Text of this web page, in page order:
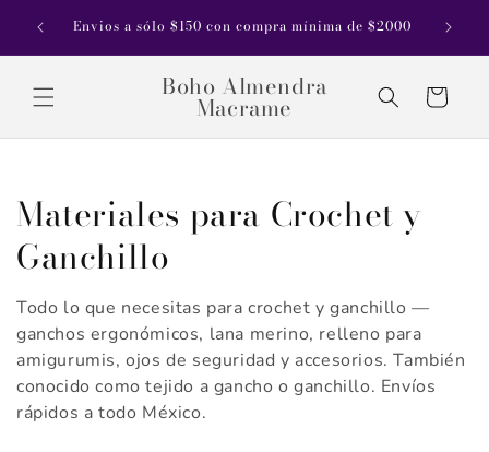
directamente
de Envios a sólo $150 con compra mínima de $2000
Boho Almendra
Macrame Carrito
C
o
l
e
c
c
Materiales para Crochet y
Ganchillo
Todo lo que necesitas para crochet y ganchillo —
ganchos ergonómicos, lana merino, relleno para
amigurumis, ojos de seguridad y accesorios. También
conocido como tejido a gancho o ganchillo. Envíos
rápidos a todo México.